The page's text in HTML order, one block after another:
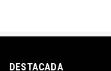
DESTACADA